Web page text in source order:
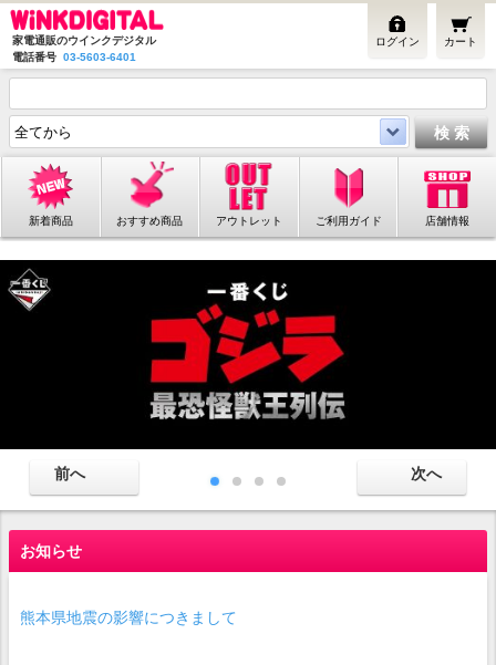
家電通販のウインクデジタル
電話番号 03-5603-6401
カート
ログイン
新着商品 おすすめ商品 アウトレット ご利用ガイド 店舗情報
お知らせ
熊本県地震の影響につきまして